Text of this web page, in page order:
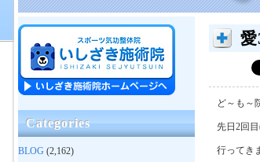
ど～も～
先日2回
行ってき
Categories
BLOG (2,162)